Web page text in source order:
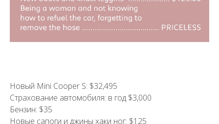
Новый Mini Cooper S: $32,495
Страхование автомобиля: в год $3,000
Бензин: $35
Новые сапоги и джины хаки ног: $125